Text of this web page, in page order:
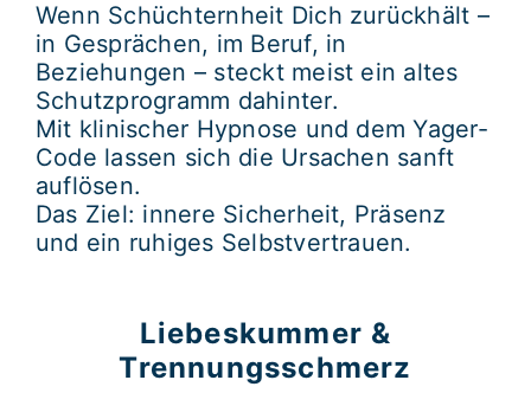
Wenn Schüchternheit Dich zurückhält –
in Gesprächen, im Beruf, in
Beziehungen – steckt meist ein altes
Schutzprogramm dahinter.
Mit klinischer Hypnose und demYager-
Code lassen sich die Ursachen sanft
auflösen.
Das Ziel: innere Sicherheit, Präsenz
und ein ruhiges Selbstvertrauen.
Liebeskummer &
Trennungsschmerz